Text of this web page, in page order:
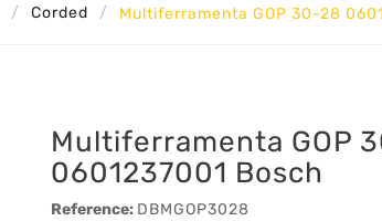
Corded Multiferramenta GOP 30-28
Multiferramenta GOP
0601237001 Bosch
Reference: DBMGOP3028